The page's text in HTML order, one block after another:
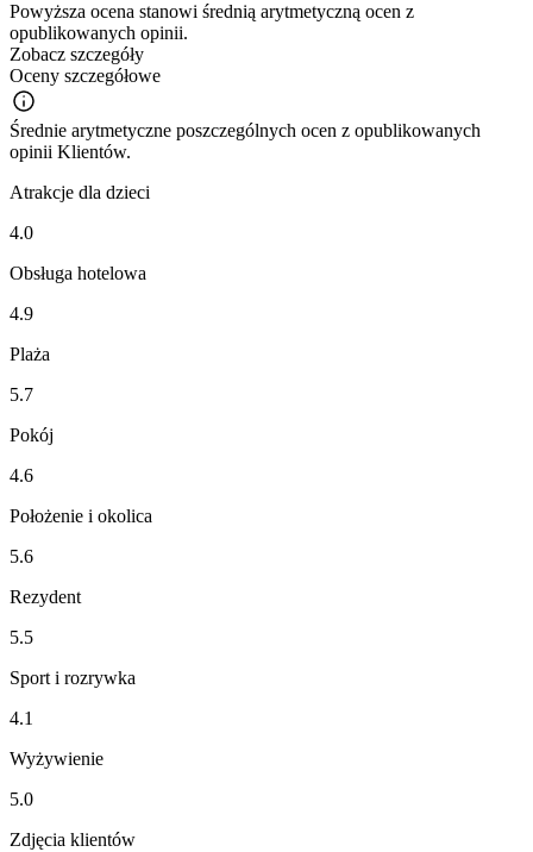
Powyższa ocena stanowi średnią arytmetyczną ocen z
opublikowanych opinii.
Zobacz szczegóły
Oceny szczegółowe
Średnie arytmetyczne poszczególnych ocen z opublikowanych
opinii Klientów.
Atrakcje dla dzieci
4.0
Obsługa hotelowa
4.9
Plaża
5.7
Pokój
4.6
Położenie i okolica
5.6
Rezydent
5.5
Sport i rozrywka
4.1
Wyżywienie
5.0
Zdjęcia klientów